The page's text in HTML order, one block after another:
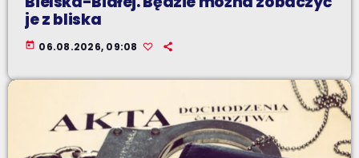
je z bliska
today 06.08.2026, 09:08